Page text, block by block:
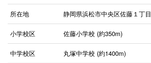
所在地 静岡県浜松市中央区佐藤１丁目
小学校区 佐藤小学校 (約350m)
中学校区 丸塚中学校 (約1400m)